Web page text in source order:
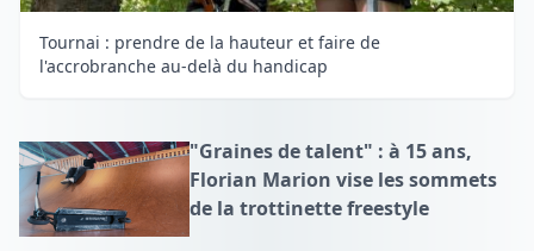
Tournai : prendre de la hauteur et faire de
l'accrobranche au-delà du handicap
"Graines de talent" : à 15 ans,
Florian Marion vise les sommets
de la trottinette freestyle